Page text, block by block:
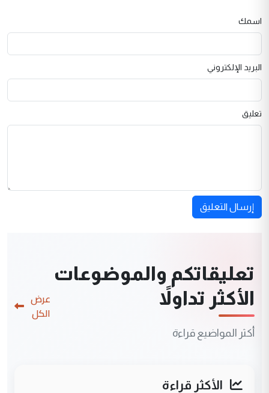
اسمك
البريد الإلكتروني
تعليق
إرسال التعليق
تعليقاتكم والموضوعات
الأكثر تداولاً
أكثر المواضيع قراءة
عرض
الكل
الأكثر قراءة